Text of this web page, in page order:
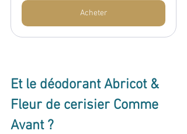
Acheter
Et le déodorant Abricot &
Fleur de cerisier Comme
Avant ?